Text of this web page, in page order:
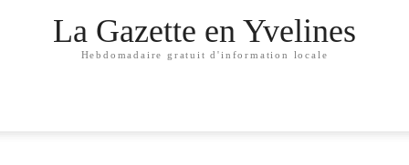
La Gazette en Yvelines
Hebdomadaire gratuit d'information locale